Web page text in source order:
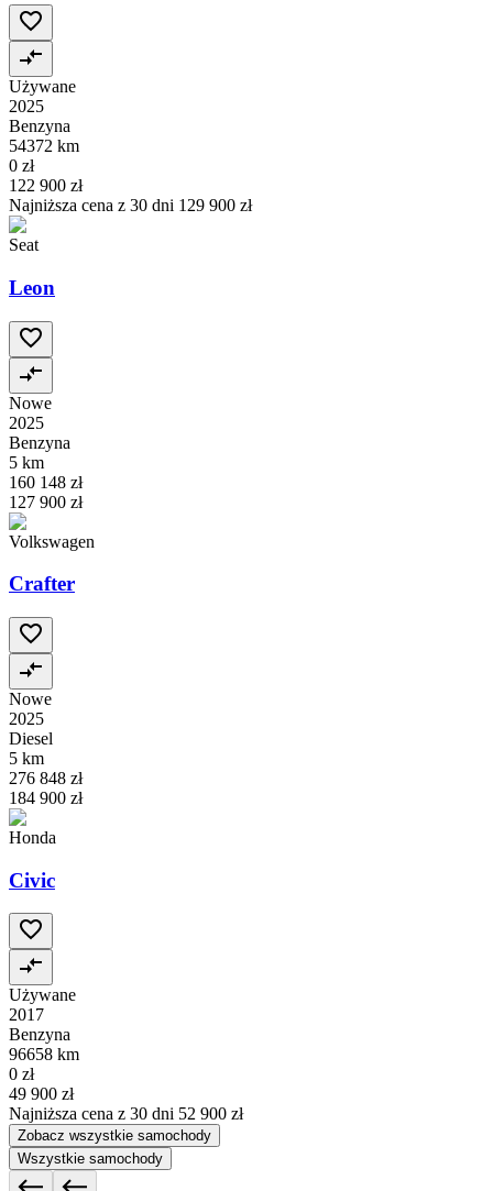
Używane
2025
Benzyna
54372 km
0 zł
122 900 zł
Najniższa cena z 30 dni 129 900 zł
Seat
Leon
Nowe
2025
Benzyna
5 km
160 148 zł
127 900 zł
Volkswagen
Crafter
Nowe
2025
Diesel
5 km
276 848 zł
184 900 zł
Honda
Civic
Używane
2017
Benzyna
96658 km
0 zł
49 900 zł
Najniższa cena z 30 dni 52 900 zł
Zobacz wszystkie samochody
Wszystkie samochody